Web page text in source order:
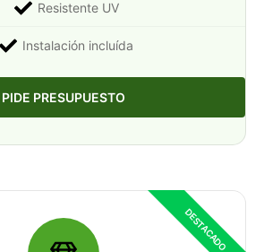
Resistente UV
Instalación incluída
PIDE PRESUPUESTO